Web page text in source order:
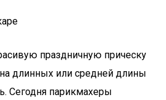
праздничную прическу
длинных или средней длины
Сегодня парикмахеры